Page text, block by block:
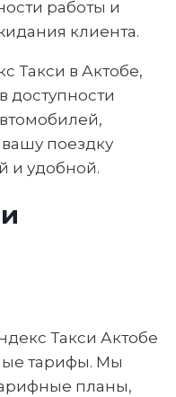
работы и
клиента.
Такси в Актобе,
доступности
поездку
и удобной.
Такси Актобе
тарифы. Мы
планы,